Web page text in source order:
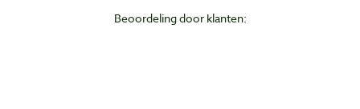
Beoordeling door klanten: